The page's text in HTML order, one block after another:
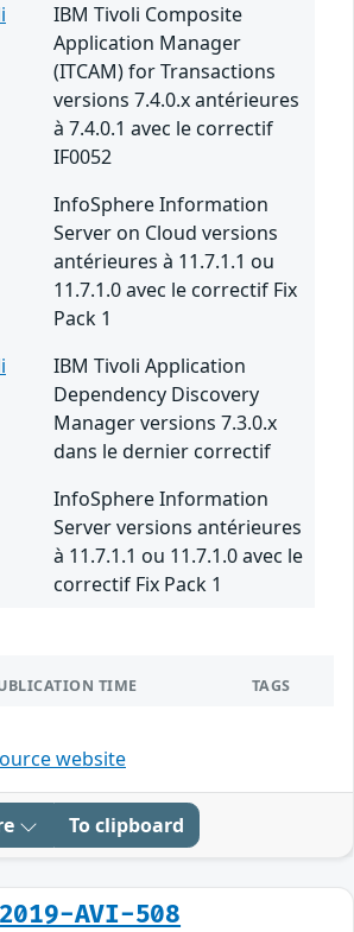
IBM Tivoli Composite
Application Manager
(ITCAM) for Transactions
versions 7.4.0.x antérieures
à 7.4.0.1 avec le correctif
IF0052
InfoSphere Information
Server on Cloud versions
antérieures à 11.7.1.1 ou
11.7.1.0 avec le correctif Fix
Pack 1
IBM Tivoli Application
Dependency Discovery
Manager versions 7.3.0.x
dans le dernier correctif
InfoSphere Information
Server versions antérieures
à 11.7.1.1 ou 11.7.1.0 avec le
correctif Fix Pack 1
TIME TAGS
website
To clipboard
2019-AVI-508